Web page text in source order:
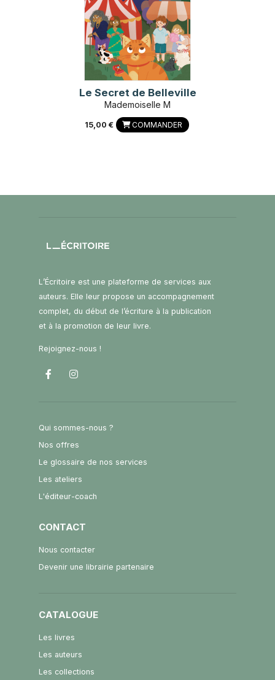
Le Secret de Belleville
Mademoiselle M
15,00 € COMMANDER
L’Écritoire est une plateforme de services aux
auteurs. Elle leur propose un accompagnement
complet, du début de l’écriture à la publication
et à la promotion de leur livre.
Rejoignez-nous !
Qui sommes-nous ?
Nos offres
Le glossaire de nos services
Les ateliers
L'éditeur-coach
CONTACT
Nous contacter
Devenir une librairie partenaire
CATALOGUE
Les livres
Les auteurs
Les collections